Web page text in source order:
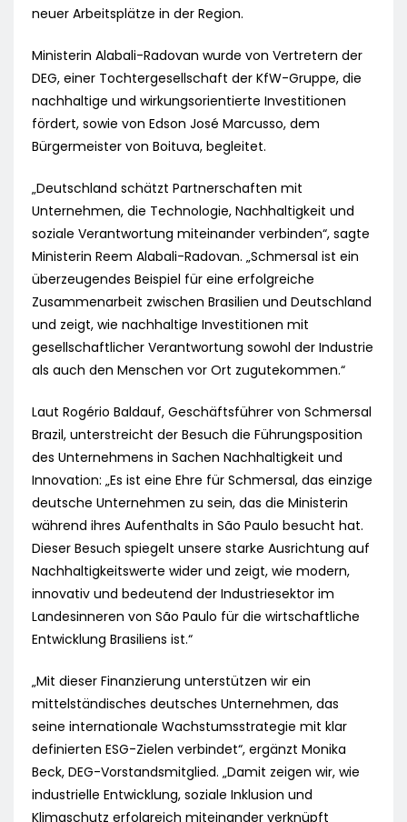
neuer Arbeitsplätze in der Region.
Ministerin Alabali-Radovan wurde von Vertretern der
DEG, einer Tochtergesellschaft der KfW-Gruppe, die
nachhaltige und wirkungsorientierte Investitionen
fördert, sowie von Edson José Marcusso, dem
Bürgermeister von Boituva, begleitet.
„Deutschland schätzt Partnerschaften mit
Unternehmen, die Technologie, Nachhaltigkeit und
soziale Verantwortung miteinander verbinden“, sagte
Ministerin Reem Alabali-Radovan. „Schmersal ist ein
überzeugendes Beispiel für eine erfolgreiche
Zusammenarbeit zwischen Brasilien und Deutschland
und zeigt, wie nachhaltige Investitionen mit
gesellschaftlicher Verantwortung sowohl der Industrie
als auch den Menschen vor Ort zugutekommen.“
Laut Rogério Baldauf, Geschäftsführer von Schmersal
Brazil, unterstreicht der Besuch die Führungsposition
des Unternehmens in Sachen Nachhaltigkeit und
Innovation: „Es ist eine Ehre für Schmersal, das einzige
deutsche Unternehmen zu sein, das die Ministerin
während ihres Aufenthalts in São Paulo besucht hat.
Dieser Besuch spiegelt unsere starke Ausrichtung auf
Nachhaltigkeitswerte wider und zeigt, wie modern,
innovativ und bedeutend der Industriesektor im
Landesinneren von São Paulo für die wirtschaftliche
Entwicklung Brasiliens ist.“
„Mit dieser Finanzierung unterstützen wir ein
mittelständisches deutsches Unternehmen, das
seine internationale Wachstumsstrategie mit klar
definierten ESG-Zielen verbindet“, ergänzt Monika
Beck, DEG-Vorstandsmitglied. „Damit zeigen wir, wie
industrielle Entwicklung, soziale Inklusion und
Klimaschutz erfolgreich miteinander verknüpft